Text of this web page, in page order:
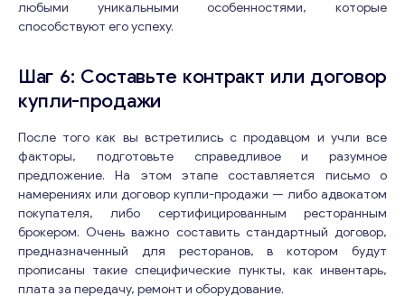
Отправьте нам запрос, и мы свяжемся с вами в
ближайшее время.
m
a
i
l
E
m
a
i
l
Ваши комментарии*
любыми уникальными особенностями, которые
способствуют его успеху.
Шаг 6: Составьте контракт или договор
купли-продажи
После того как вы встретились с продавцом и учли все
факторы, подготовьте справедливое и разумное
предложение. На этом этапе составляется письмо о
намерениях или договор купли-продажи — либо адвокатом
покупателя, либо сертифицированным ресторанным
брокером. Очень важно составить стандартный договор,
предназначенный для ресторанов, в котором будут
прописаны такие специфические пункты, как инвентарь,
плата за передачу, ремонт и оборудование.